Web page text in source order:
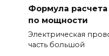
Формула
по мощности
Электрическая
часть большой